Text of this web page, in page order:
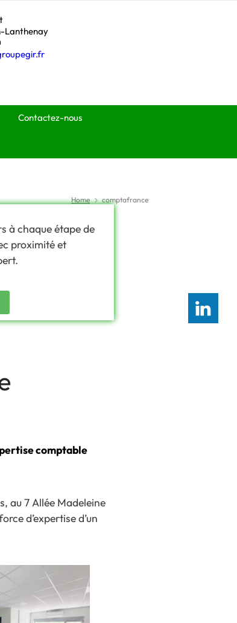
Lanthenay
Contactez-nous
Home comptafrance
à chaque étape de
proximité et
comptable
au 7 Allée Madeleine
d’expertise d’un